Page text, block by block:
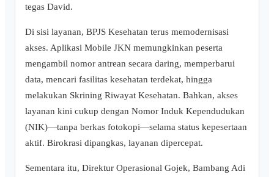
tegas David.
Di sisi layanan, BPJS Kesehatan terus memodernisasi
akses. Aplikasi Mobile JKN memungkinkan peserta
mengambil nomor antrean secara daring, memperbarui
data, mencari fasilitas kesehatan terdekat, hingga
melakukan Skrining Riwayat Kesehatan. Bahkan, akses
layanan kini cukup dengan Nomor Induk Kependudukan
(NIK)—tanpa berkas fotokopi—selama status kepesertaan
aktif. Birokrasi dipangkas, layanan dipercepat.
Sementara itu, Direktur Operasional Gojek, Bambang Adi